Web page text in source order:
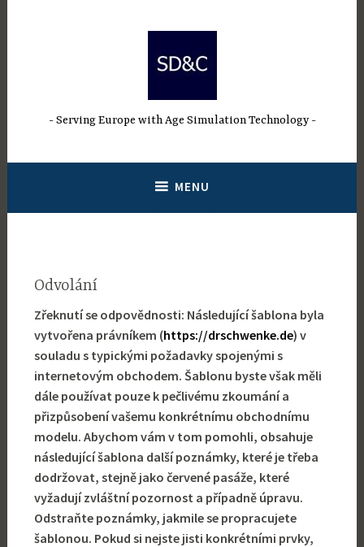
Serving Europe with Age Simulation Technology
MENU
Odvolání
Zřeknutí se odpovědnosti: Následující šablona byla
vytvořena právníkem (https://drschwenke.de) v
souladu s typickými požadavky spojenými s
internetovým obchodem. Šablonu byste však měli
dále používat pouze k pečlivému zkoumání a
přizpůsobení vašemu konkrétnímu obchodnímu
modelu. Abychom vám v tom pomohli, obsahuje
následující šablona další poznámky, které je třeba
dodržovat, stejně jako červené pasáže, které
vyžadují zvláštní pozornost a případně úpravu.
Odstraňte poznámky, jakmile se propracujete
šablonou. Pokud si nejste jisti konkrétními prvky,